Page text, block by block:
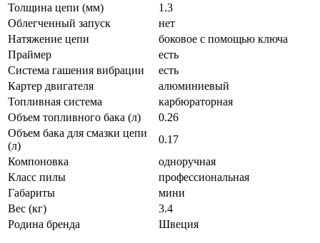
Толщина цепи (мм)
1.3
Облегченный запуск
нет
Натяжение цепи
боковое с помощью ключа
Праймер
есть
Система гашения вибрации
есть
Картер двигателя
алюминиевый
Топливная система
карбюраторная
Объем топливного бака (л)
0.26
Объем бака для смазки цепи
(л)
0.17
Компоновка
одноручная
Класс пилы
профессиональная
Габариты
мини
Вес (кг)
3.4
Родина бренда
Швеция